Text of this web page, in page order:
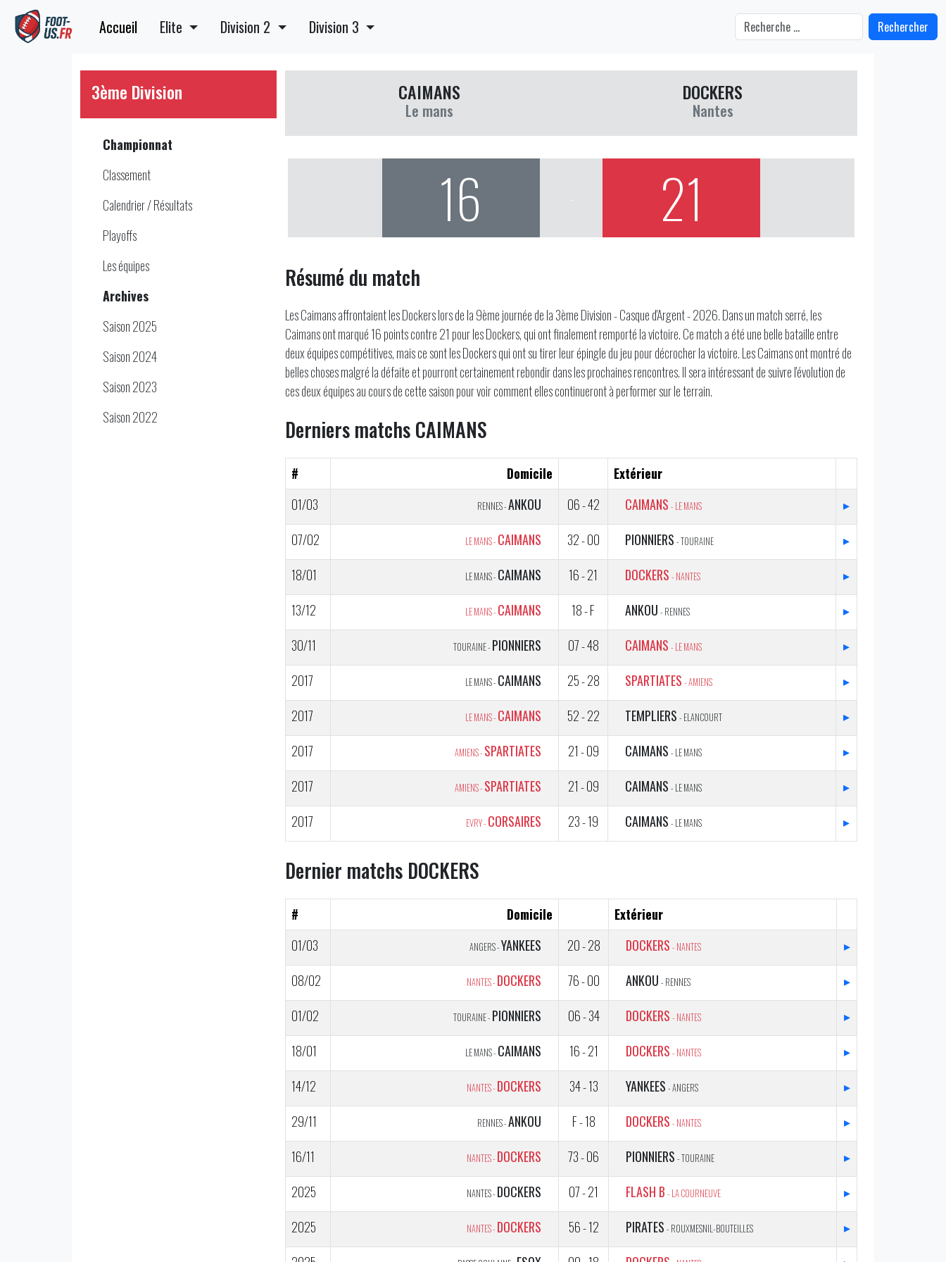
Accueil Elite Division 2 Division 3 Rechercher
3ème Division
Championnat
Classement
Calendrier / Résultats
Playoffs
Les équipes
Archives
Saison 2025
Saison 2024
Saison 2023
Saison 2022
CAIMANS
Le mans
DOCKERS
Nantes
16 21
Résumé du match
Les Caimans affrontaient les Dockers lors de la 9ème journée de la 3ème Division - Casque d'Argent - 2026. Dans un match serré, les
Caimans ont marqué 16 points contre 21 pour les Dockers, qui ont finalement remporté la victoire. Ce match a été une belle bataille entre
deux équipes compétitives, mais ce sont les Dockers qui ont su tirer leur épingle du jeu pour décrocher la victoire. Les Caimans ont montré de
belles choses malgré la défaite et pourront certainement rebondir dans les prochaines rencontres. Il sera intéressant de suivre l'évolution de
ces deux équipes au cours de cette saison pour voir comment elles continueront à performer sur le terrain.
Derniers matchs CAIMANS
# Domicile
Extérieur
01/03
RENNES -ANKOU 06 - 42 CAIMANS - LE MANS
▸
07/02
LE MANS - CAIMANS 32 - 00 PIONNIERS - TOURAINE
▸
18/01
LE MANS - CAIMANS 16 - 21 DOCKERS - NANTES
▸
13/12
LE MANS - CAIMANS 18 - F ANKOU - RENNES
▸
30/11
TOURAINE - PIONNIERS 07 - 48 CAIMANS - LE MANS
▸
2017
LE MANS - CAIMANS 25 - 28 SPARTIATES - AMIENS
▸
2017
LE MANS - CAIMANS 52 - 22 TEMPLIERS - ELANCOURT
▸
2017
AMIENS - SPARTIATES 21 - 09 CAIMANS - LE MANS
▸
2017
AMIENS - SPARTIATES 21 - 09 CAIMANS - LE MANS
▸
2017
EVRY - CORSAIRES 23 - 19 CAIMANS - LE MANS ▸
Dernier matchs DOCKERS
# Domicile
Extérieur
01/03
ANGERS -YANKEES 20 - 28 DOCKERS - NANTES
▸
08/02
NANTES - DOCKERS 76 - 00 ANKOU - RENNES
▸
01/02
TOURAINE - PIONNIERS 06 - 34 DOCKERS - NANTES
▸
18/01
LE MANS - CAIMANS 16 - 21 DOCKERS - NANTES
▸
14/12
NANTES - DOCKERS 34 - 13 YANKEES - ANGERS
▸
29/11
RENNES -ANKOU F - 18 DOCKERS - NANTES
▸
16/11
NANTES - DOCKERS 73 - 06 PIONNIERS - TOURAINE
▸
2025
NANTES - DOCKERS 07 - 21 FLASH B - LA COURNEUVE
▸
2025
NANTES - DOCKERS 56 - 12 PIRATES - ROUXMESNIL-BOUTEILLES
▸